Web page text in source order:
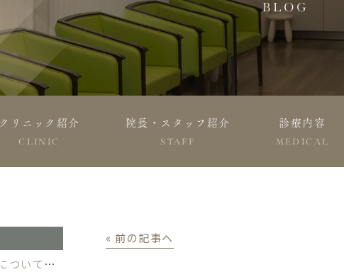
BLOG
クリニック紹介
CLINIC
院長・スタッフ紹介
STAFF
診療内容
MEDICAL
« 前の記事へ
歯医者でのホワイトニングについて徹底解